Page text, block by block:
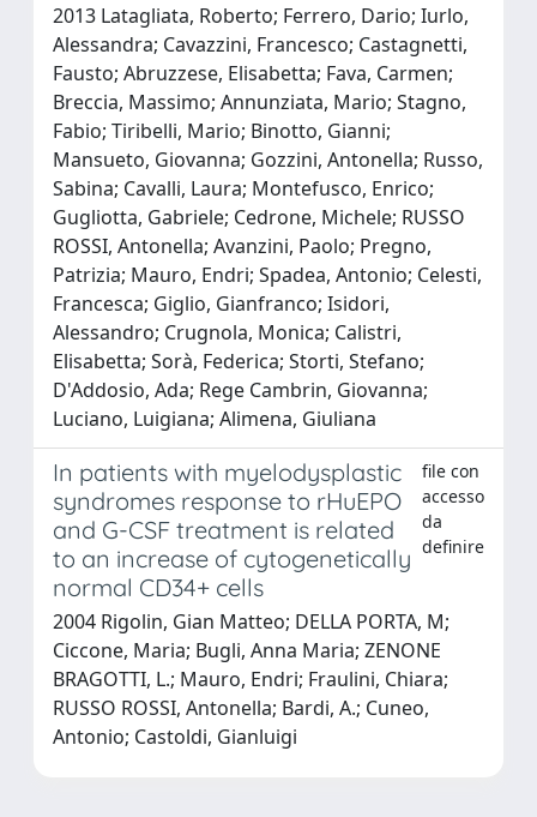
2013 Latagliata, Roberto; Ferrero, Dario; Iurlo,
Alessandra; Cavazzini, Francesco; Castagnetti,
Fausto; Abruzzese, Elisabetta; Fava, Carmen;
Breccia, Massimo; Annunziata, Mario; Stagno,
Fabio; Tiribelli, Mario; Binotto, Gianni;
Mansueto, Giovanna; Gozzini, Antonella; Russo,
Sabina; Cavalli, Laura; Montefusco, Enrico;
Gugliotta, Gabriele; Cedrone, Michele; RUSSO
ROSSI, Antonella; Avanzini, Paolo; Pregno,
Patrizia; Mauro, Endri; Spadea, Antonio; Celesti,
Francesca; Giglio, Gianfranco; Isidori,
Alessandro; Crugnola, Monica; Calistri,
Elisabetta; Sorà, Federica; Storti, Stefano;
D'Addosio, Ada; Rege Cambrin, Giovanna;
Luciano, Luigiana; Alimena, Giuliana
In patients with myelodysplastic
syndromes response to rHuEPO
and G-CSF treatment is related
to an increase of cytogenetically
normal CD34+ cells
file con
accesso
da
definire
2004 Rigolin, Gian Matteo; DELLA PORTA, M;
Ciccone, Maria; Bugli, Anna Maria; ZENONE
BRAGOTTI, L.; Mauro, Endri; Fraulini, Chiara;
RUSSO ROSSI, Antonella; Bardi, A.; Cuneo,
Antonio; Castoldi, Gianluigi